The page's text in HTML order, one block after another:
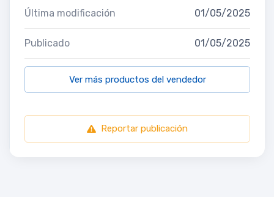
Última modificación 01/05/2025
Publicado 01/05/2025
Ver más productos del vendedor
Reportar publicación